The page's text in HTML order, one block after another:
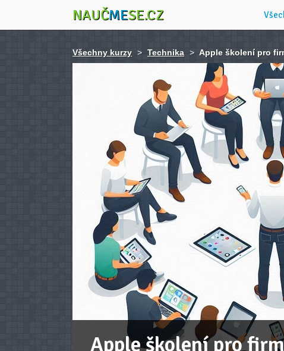
NAUČMESE.CZ
Všechny kurzy > Technika > Apple školení pro
Apple školení pro